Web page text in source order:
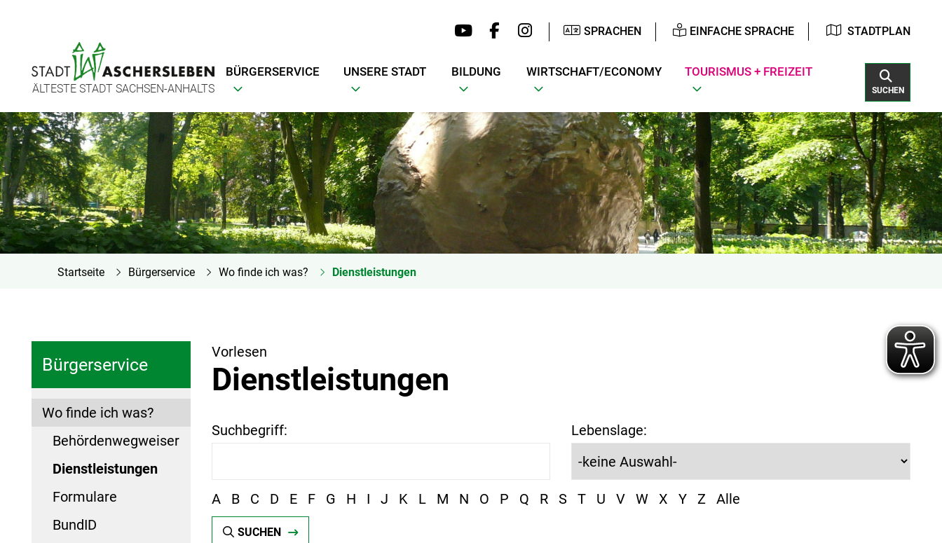
SPRACHEN EINFACHE SPRACHE STADTPLAN
ÄLTESTE STADT SACHSEN-ANHALTS
BÜRGERSERVICE UNSERE STADT BILDUNG WIRTSCHAFT/ECONOMY TOURISMUS + FREIZEIT
SUCHEN
Startseite Bürgerservice Wo finde ich was? Dienstleistungen
Bürgerservice
Wo finde ich was?
Behördenwegweiser
Dienstleistungen
Formulare
BundID
Vorlesen
Dienstleistungen
Suchbegriff: Lebenslage:
A B C D E F G H I J K L M N O P Q R S T U V W X Y Z Alle
SUCHEN